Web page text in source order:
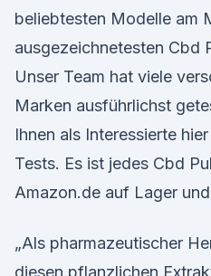
beliebtesten Modelle am
ausgezeichnetesten Cbd
Unser Team hat viele
Marken ausführlichst
Ihnen als Interessierte
Tests. Es ist jedes Cbd
Amazon.de auf Lager
„Als pharmazeutischer
diesen pflanzlichen